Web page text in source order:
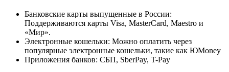
Банковские карты выпущенные в России:
Поддерживаются карты Visa, MasterCard, Maestro и
«Мир».
Электронные кошельки: Можно оплатить через
популярные электронные кошельки, такие как ЮMoney
Приложения банков: СБП, SberPay, T-Pay